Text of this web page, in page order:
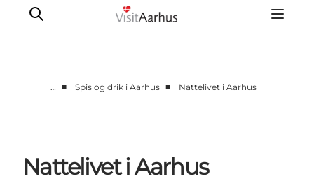
Djursland
Randers
… ■ Spis og drik i Aarhus ■ Nattelivet i Aarhus
Nattelivet i Aarhus